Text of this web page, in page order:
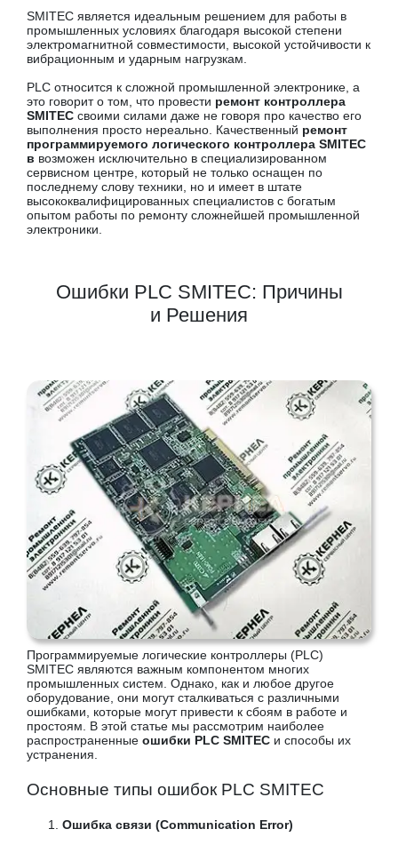
SMITEC является идеальным решением для работы в
промышленных условиях благодаря высокой степени
электромагнитной совместимости, высокой устойчивости к
вибрационным и ударным нагрузкам.
PLC относится к сложной промышленной электронике, а
это говорит о том, что провести ремонт контроллера
SMITEC своими силами даже не говоря про качество его
выполнения просто нереально. Качественный ремонт
программируемого логического контроллера SMITEC
в возможен исключительно в специализированном
сервисном центре, который не только оснащен по
последнему слову техники, но и имеет в штате
высококвалифицированных специалистов с богатым
опытом работы по ремонту сложнейшей промышленной
электроники.
Ошибки PLC SMITEC: Причины
и Решения
Программируемые логические контроллеры (PLC)
SMITEC являются важным компонентом многих
промышленных систем. Однако, как и любое другое
оборудование, они могут сталкиваться с различными
ошибками, которые могут привести к сбоям в работе и
простоям. В этой статье мы рассмотрим наиболее
распространенные ошибки PLC SMITEC и способы их
устранения.
Основные типы ошибок PLC SMITEC
Ошибка связи (Communication Error)